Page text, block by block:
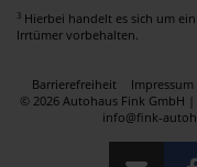
3 Hierbei handelt es sich um
Irrtümer vorbehalten.
Barrierefreiheit Impressum
© 2026 Autohaus Fink GmbH
info@fink-